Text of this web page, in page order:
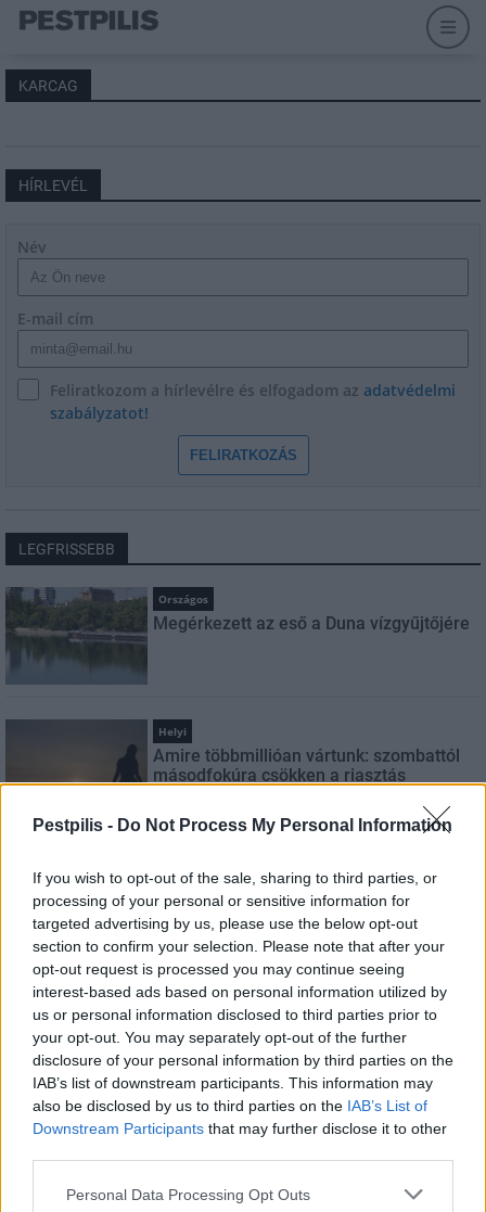
Pestpilis - Do Not Process My Personal Information
If you wish to opt-out of the sale, sharing to third parties, or
processing of your personal or sensitive information for
targeted advertising by us, please use the below opt-out
section to confirm your selection. Please note that after your
opt-out request is processed you may continue seeing
interest-based ads based on personal information utilized by
us or personal information disclosed to third parties prior to
your opt-out. You may separately opt-out of the further
disclosure of your personal information by third parties on the
IAB’s list of downstream participants. This information may
also be disclosed by us to third parties on the IAB’s List of
Downstream Participants that may further disclose it to other
Personal Data Processing Opt Outs
KARCAG
HÍRLEVÉL
Név
E-mail cím
Feliratkozom a hírlevélre és elfogadom az adatvédelmi
szabályzatot!
FELIRATKOZÁS
LEGFRISSEBB
Országos
Megérkezett az eső a Duna vízgyűjtőjére
Helyi
Amire többmillióan vártunk: szombattól
másodfokúra csökken a riasztás
Fából épül Budakeszi új óvodája
HIRDETÉS
HIRDETÉS